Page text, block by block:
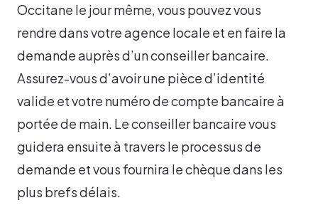
Occitane le jour même, vous pouvez vous
rendre dans votre agence locale et en faire la
demande auprès d’un conseiller bancaire.
Assurez-vous d’avoir une pièce d’identité
valide et votre numéro de compte bancaire à
portée de main. Le conseiller bancaire vous
guidera ensuite à travers le processus de
demande et vous fournira le chèque dans les
plus brefs délais.